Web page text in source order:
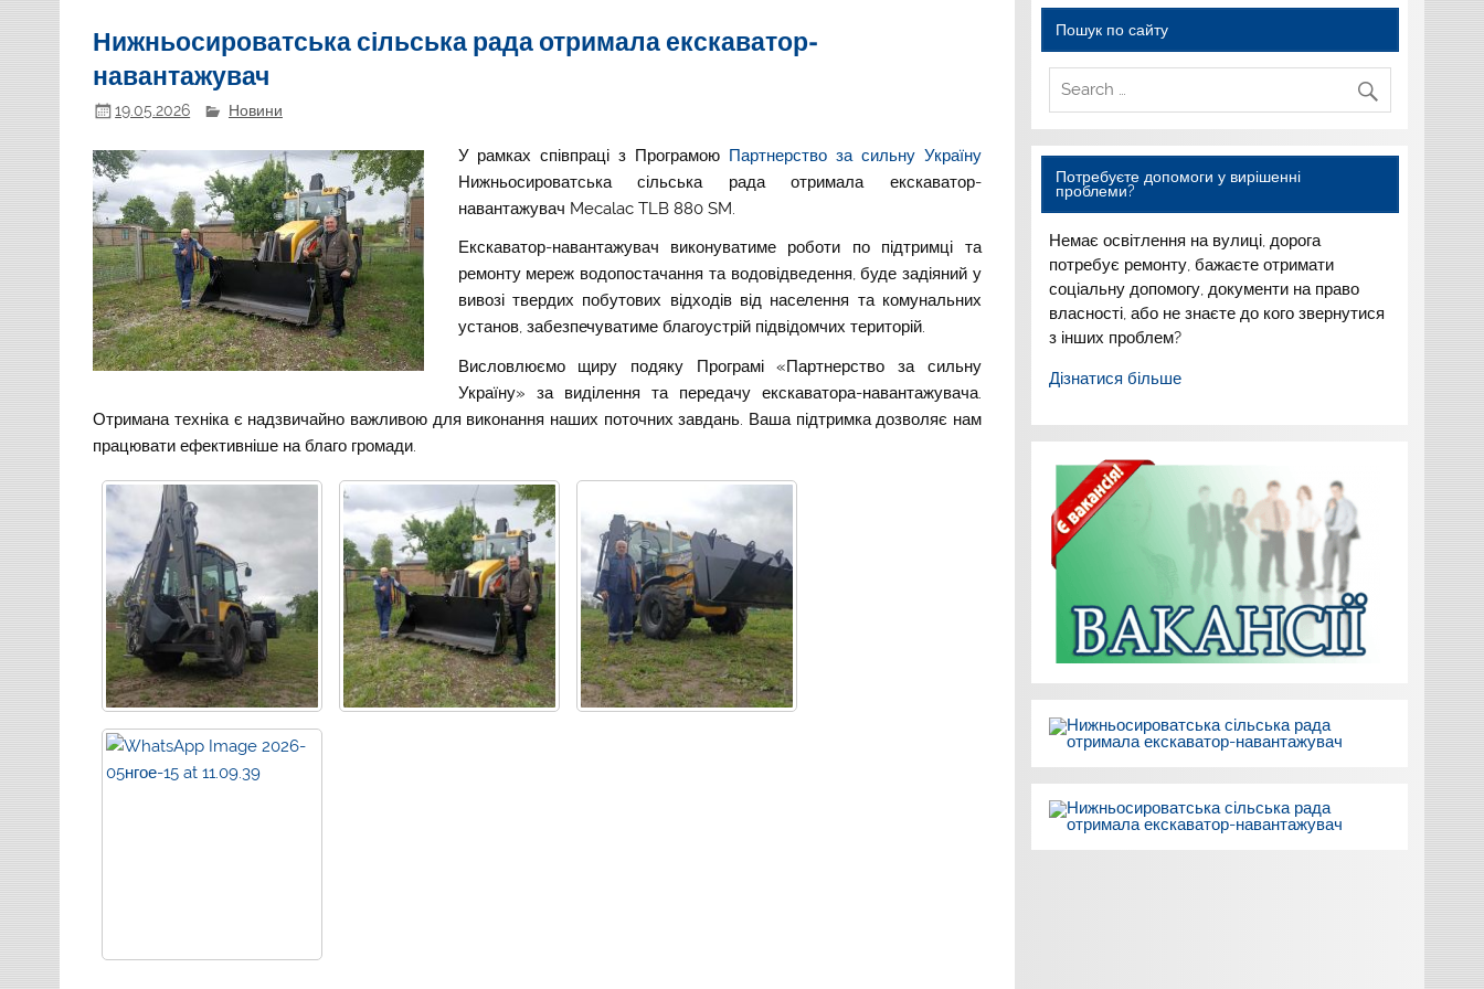
Нижньосироватська сільська рада отримала екскаватор-
навантажувач
19.05.2026 Новини
У рамках співпраці з Програмою Партнерство за сильну Україну
Нижньосироватська сільська рада отримала екскаватор-
навантажувач Mecalac TLB880 SM.
Екскаватор-навантажувач виконуватиме роботи по підтримці та
ремонту мереж водопостачання та водовідведення, буде задіяний у
вивозі твердих побутових відходів від населення та комунальних
установ, забезпечуватиме благоустрій підвідомчих територій.
Висловлюємо щиру подяку Програмі «Партнерство за сильну
Україну» за виділення та передачу екскаватора-навантажувача.
Отримана техніка є надзвичайно важливою для виконання наших поточних завдань. Ваша підтримка дозволяє нам
працювати ефективніше на благо громади
Пошук по сайту
Потребуєте допомоги у вирішенні
проблеми?
Немає освітлення на вулиці, дорога
потребує ремонту, бажаєте отримати
соціальну допомогу, документи на право
власності, або не знаєте до кого звернутися
з інших проблем?
Дізнатися більше